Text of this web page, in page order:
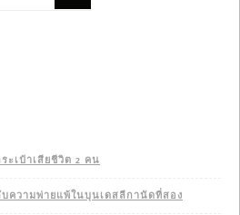
ะเป๋าเสียชีวิต 2 คน
ความพ่ายแพ้ในบุนเดสลีกานัดที่สอง